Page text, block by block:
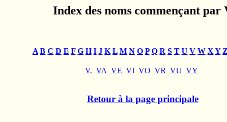
Index des noms commençant par
A B C D E F G H I J K L M N O P Q R S T U V W X Y
V. VA VE VI VO VR VU VY
Retour à la page principale